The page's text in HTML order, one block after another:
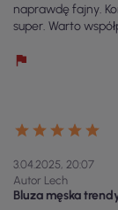
naprawdę fajny.
super. Warto
3.04.2025, 20:07
Autor Lech
Bluza męska